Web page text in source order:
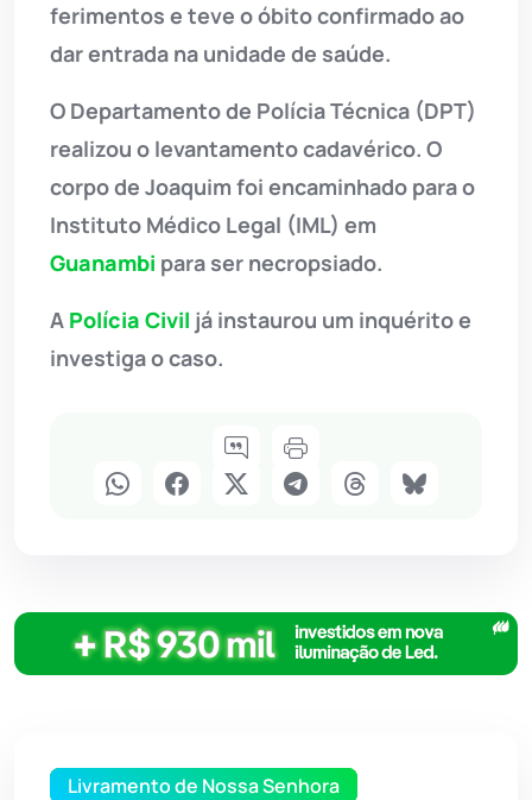
ferimentos e teve o óbito confirmado ao
dar entrada na unidade de saúde.
O Departamento de Polícia Técnica (DPT)
realizou o levantamento cadavérico. O
corpo de Joaquim foi encaminhado para o
Instituto Médico Legal (IML) em
Guanambi para ser necropsiado.
A Polícia Civil já instaurou um inquérito e
investiga o caso.
Livramento de Nossa Senhora